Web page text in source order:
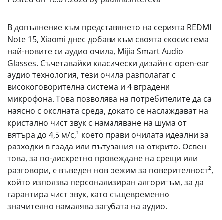
В допълнение към представянето на серията REDMI
Note 15, Xiaomi днес добави към своята екосистема
най-новите си аудио очила, Mijia Smart Audio
Glasses. Съчетавайки класически дизайн с open-ear
аудио технология, тези очила разполагат с
високоговорителна система и 4 вградени
микрофона. Това позволява на потребителите да са
наясно с околната среда, докато се наслаждават на
кристално чист звук с намаляване на шума от
вятъра до 4,5 м/с,¹ което прави очилата идеални за
разходки в града или пътувания на открито. Освен
това, за по-дискретно провеждане на срещи или
разговори, е въведен нов режим за поверителност²,
който използва персонализиран алгоритъм, за да
гарантира чист звук, като същевременно
значително намалява загубата на аудио.